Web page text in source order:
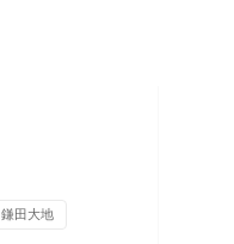
鎌田大地